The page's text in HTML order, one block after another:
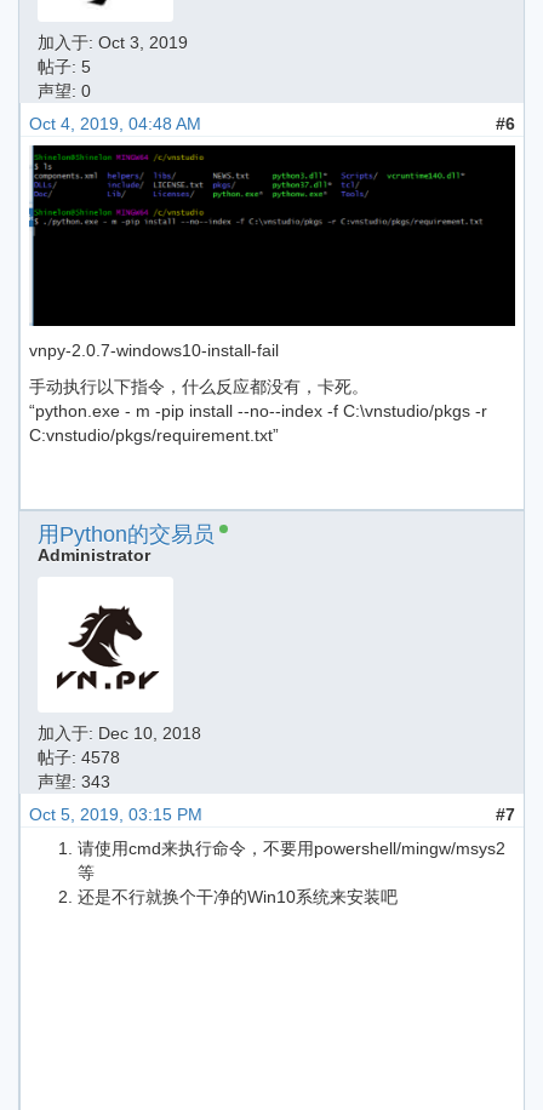
加入于: Oct 3, 2019
帖子: 5
声望: 0
Oct 4, 2019, 04:48 AM
#6
vnpy-2.0.7-windows10-install-fail
手动执行以下指令，什么反应都没有，卡死。
“python.exe - m -pip install --no--index -f C:\vnstudio/pkgs -r
C:vnstudio/pkgs/requirement.txt”
用Python的交易员
Administrator
加入于: Dec 10, 2018
帖子: 4578
声望: 343
Oct 5, 2019, 03:15 PM
#7
请使用cmd来执行命令，不要用powershell/mingw/msys2
等
还是不行就换个干净的Win10系统来安装吧